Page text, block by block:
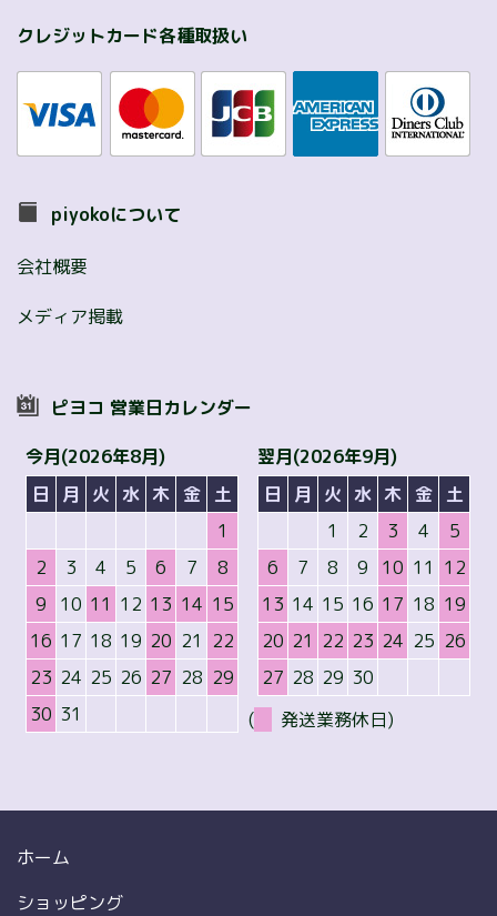
クレジットカード各種取扱い
piyokoについて
会社概要
メディア掲載
ピヨコ 営業日カレンダー
今月(2026年8月)
日
月 火 水 木 金 土
1
2
3 4 5 6 7
8
9
10 11 12 13 14 15
16 17 18 19 20 21 22
23 24 25 26 27 28 29
30 31
翌月(2026年9月)
日
月 火 水 木 金
土
1
2 3 4
5
6
7 8 9 10 11 12
13 14 15 16 17 18 19
20 21 22 23 24 25 26
27 28 29 30
(
発送業務休日)
ホーム
ショッピング